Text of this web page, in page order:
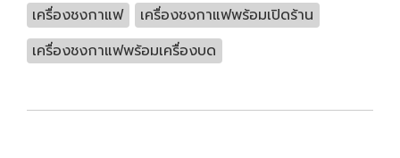
เครื่องชงกาแฟ
เครื่องชงกาแฟพร้อมเปิดร้าน
เครื่องชงกาแฟพร้อมเครื่องบด